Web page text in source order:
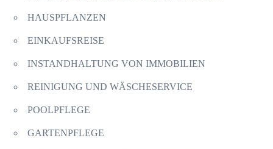
HAUSPFLANZEN
EINKAUFSREISE
INSTANDHALTUNG VON IMMOBILIEN
REINIGUNG UND WÄSCHESERVICE
POOLPFLEGE
GARTENPFLEGE